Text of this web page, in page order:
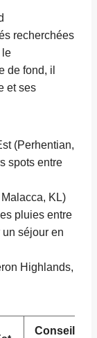
recherchées
le
de fond, il
et ses
(Perhentian,
spots entre
KL)
pluies entre
séjour en
Highlands,
Conseil